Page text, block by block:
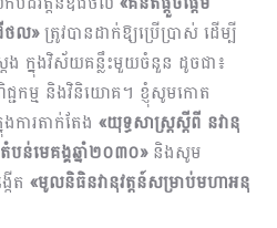
ថល»ត្រូវបានដាក់ឱ្យប្រើប្រាស់ ដើម្បី
ក្នុងវិស័យគន្លឹះមួយចំនួន ដូចជា៖
កម្ម និងវិនិយោគ។ ខ្ញុំសូមកោត
ការតាក់តែង «យុទ្ធសាស្ត្រស្តីពី នវានុ
បន់មេគង្គឆ្នាំ២០៣០»និង​សូម
ើត «មូលនិធិនវានុវត្តន៍សម្រាប់មហាអនុ